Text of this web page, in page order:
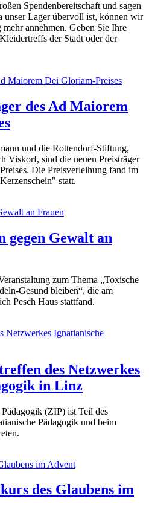
Spendenbereitschaft und sagen
Lager übervoll ist, können wir
annehmen. Geben Sie Ihre
der Stadt oder der
des Ad Maiorem
und die Rottendorf-Stiftung,
Viskorf, sind die neuen Preisträger
Die Preisverleihung fand im
statt.
gegen Gewalt an
zum Thema „Toxische
Gesund bleiben“, die am
Pesch Haus stattfand.
des Netzwerkes
in Linz
(ZIP) ist Teil des
Pädagogik und beim
des Glaubens im